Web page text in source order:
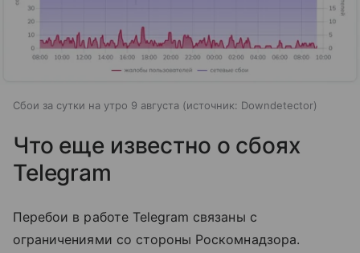
Сбои за сутки на утро 9 августа источник: Downdetector
Что еще известно о сбоях
Telegram
Перебои в работе Telegram связаны с
ограничениями со стороны Роскомнадзора.